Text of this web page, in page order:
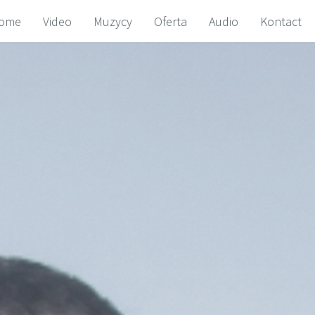
Video Muzycy Oferta Audio Kontact